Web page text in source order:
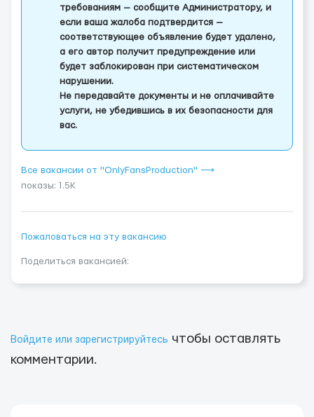
требованиям — сообщите Администратору, и
если ваша жалоба подтвердится —
соответствующее объявление будет удалено,
а его автор получит предупреждение или
будет заблокирован при систематическом
нарушении.
Не передавайте документы и не оплачивайте
услуги, не убедившись в их безопасности для
вас.
Все вакансии от "OnlyFansProduction" ⟶
показы: 1.5K
Пожаловаться на эту вакансию
Поделиться вакансией:
Войдите или зарегистрируйтесь чтобы оставлять
комментарии.